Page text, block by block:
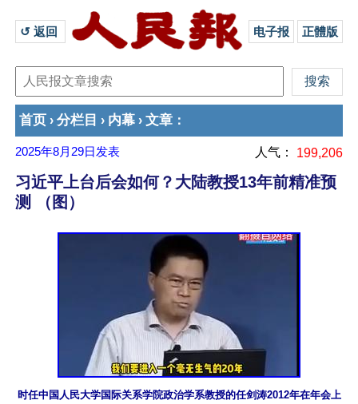
↺ 返回 电子报 正體版
首页 › 分栏目 › 内幕 › 文章 ：
2025年8月29日 发表 人气： 199,206
习近平上台后会如何？大陆教授13年前精准预
测 （图）
时任中国人民大学国际关系学院政治学系教授的任剑涛2012年在年会上